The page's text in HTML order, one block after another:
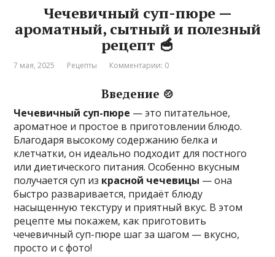
Чечевичный суп-пюре —
ароматный, сытный и полезный
рецепт 🥣
7 мая, 2025 Рецепты Комментарии: 0
Введение 🍲
Чечевичный суп-пюре — это питательное,
ароматное и простое в приготовлении блюдо.
Благодаря высокому содержанию белка и
клетчатки, он идеально подходит для постного
или диетического питания. Особенно вкусным
получается суп из красной чечевицы — она
быстро разваривается, придаёт блюду
насыщенную текстуру и приятный вкус. В этом
рецепте мы покажем, как приготовить
чечевичный суп-пюре шаг за шагом — вкусно,
просто и с фото!